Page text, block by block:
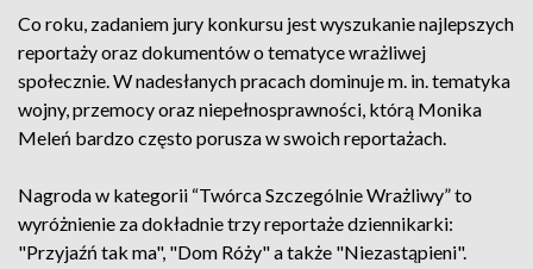
Co roku, zadaniem jury konkursu jest wyszukanie najlepszych
reportaży oraz dokumentów o tematyce wrażliwej
społecznie. W nadesłanych pracach dominuje m. in. tematyka
wojny, przemocy oraz niepełnosprawności, którą Monika
Meleń bardzo często porusza w swoich reportażach.
Nagroda w kategorii “Twórca Szczególnie Wrażliwy” to
wyróżnienie za dokładnie trzy reportaże dziennikarki:
"Przyjaźń tak ma", "Dom Róży" a także "Niezastąpieni".